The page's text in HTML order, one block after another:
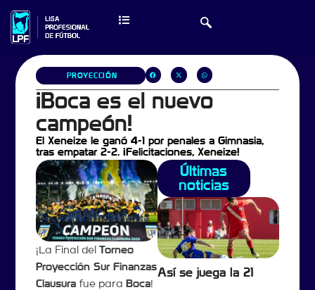
PROYECCIÓN
¡Boca es el nuevo
campeón!
El Xeneize le ganó 4-1 por penales a Gimnasia,
tras empatar 2-2. ¡Felicitaciones, Xeneize!
¡La Final del Torneo
Proyección Sur Finanzas
Clausurafue para Boca!
Últimas
noticias
Así se juega la 21